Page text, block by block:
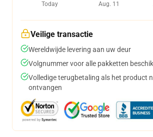
Today
Aug. 11
Veilige transactie
Wereldwijde levering aan uw deur
Volgnummer voor alle pakketten
Volledige terugbetaling als het product
ontvangen